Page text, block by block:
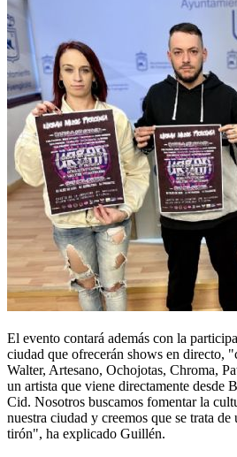
El evento contará además con la
ciudad que ofrecerán shows en directo,
Walter, Artesano, Ochojotas, Chroma,
un artista que viene directamente desde
Cid. Nosotros buscamos fomentar la
nuestra ciudad y creemos que se trata
tirón", ha explicado Guillén.